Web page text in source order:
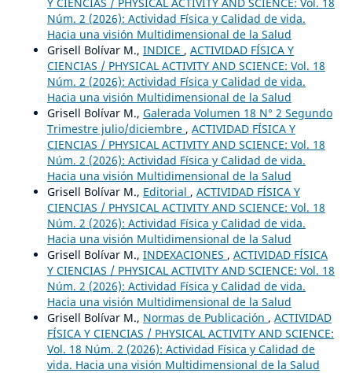
Núm. 2 (2026): Actividad Física y Calidad de vida.
Hacia una visión Multidimensional de la Salud
Grisell Bolívar M., INDICE , ACTIVIDAD FÍSICA Y
CIENCIAS / PHYSICAL ACTIVITY AND SCIENCE: Vol. 18
Núm. 2 (2026): Actividad Física y Calidad de vida.
Hacia una visión Multidimensional de la Salud
Grisell Bolívar M., Galerada Volumen 18 N° 2 Segundo
Trimestre julio/diciembre , ACTIVIDAD FÍSICA Y
CIENCIAS / PHYSICAL ACTIVITY AND SCIENCE: Vol. 18
Núm. 2 (2026): Actividad Física y Calidad de vida.
Hacia una visión Multidimensional de la Salud
Grisell Bolívar M., Editorial , ACTIVIDAD FÍSICA Y
CIENCIAS / PHYSICAL ACTIVITY AND SCIENCE: Vol. 18
Núm. 2 (2026): Actividad Física y Calidad de vida.
Hacia una visión Multidimensional de la Salud
Grisell Bolívar M., INDEXACIONES , ACTIVIDAD FÍSICA
Y CIENCIAS / PHYSICAL ACTIVITY AND SCIENCE: Vol. 18
Núm. 2 (2026): Actividad Física y Calidad de vida.
Hacia una visión Multidimensional de la Salud
Grisell Bolívar M., Normas de Publicación , ACTIVIDAD
FÍSICA Y CIENCIAS / PHYSICAL ACTIVITY AND SCIENCE:
Vol. 18 Núm. 2 (2026): Actividad Física y Calidad de
vida. Hacia una visión Multidimensional de la Salud